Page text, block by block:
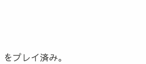
をプレイ済み。